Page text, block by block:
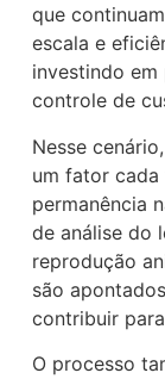
que
escala e
investindo
controle de
Nesse
um fator cada
permanência
de análise do
reprodução
são
contribuir
O processo